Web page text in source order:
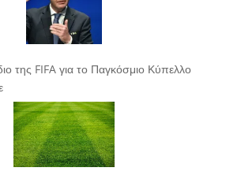
της FIFA για το Παγκόσμιο Κύπελλο